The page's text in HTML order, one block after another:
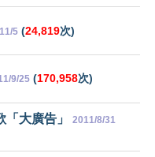
5 (24,819次)
9/25 (170,958次)
「大廣告」 2011/8/31